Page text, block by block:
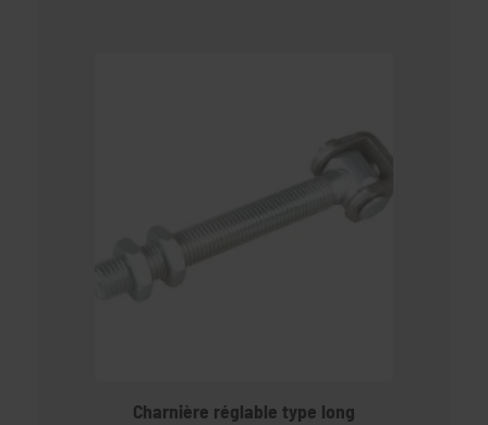
Charnière réglable type long